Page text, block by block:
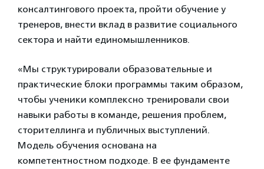
консалтингового проекта, пройти обучение у
тренеров, внести вклад в развитие социального
сектора и найти единомышленников.
«Мы структурировали образовательные и
практические блоки программы таким образом,
чтобы ученики комплексно тренировали свои
навыки работы в команде, решения проблем,
сторителлинга и публичных выступлений.
Модель обучения основана на
компетентностном подходе. В ее фундаменте